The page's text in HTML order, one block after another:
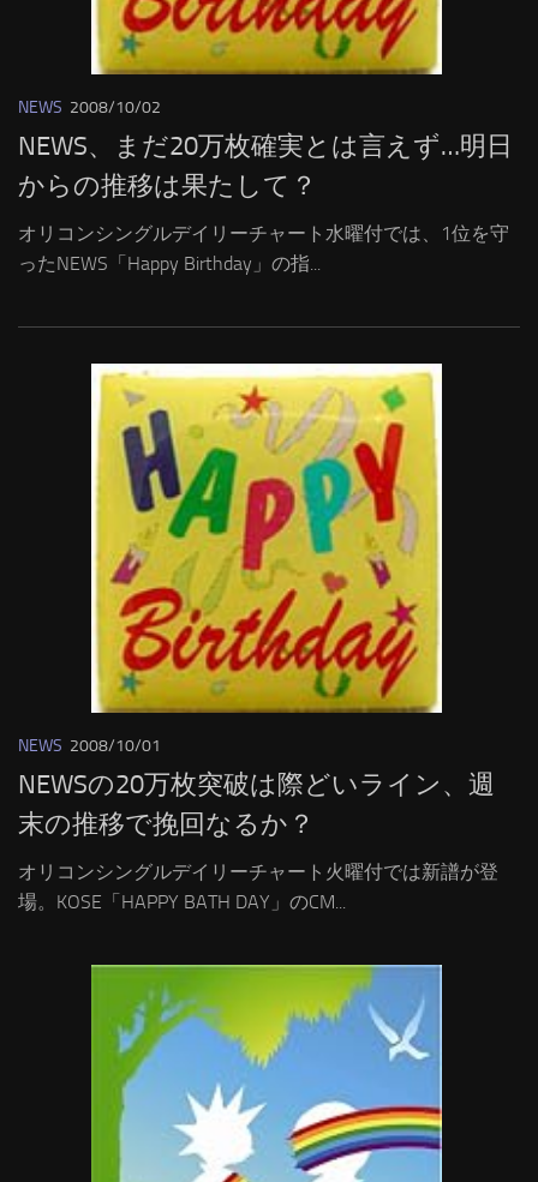
NEWS 2008/10/02
NEWS、まだ20万枚確実とは言えず…明日
からの推移は果たして？
オリコンシングルデイリーチャート水曜付では、1位を守
ったNEWS「Happy Birthday」の指...
NEWS 2008/10/01
NEWSの20万枚突破は際どいライン、週
末の推移で挽回なるか？
オリコンシングルデイリーチャート火曜付では新譜が登
場。KOSE「HAPPY BATH DAY」のCM...